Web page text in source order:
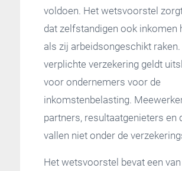
voldoen. Het wetsvoorstel
dat zelfstandigen ook inkomen
als zij arbeidsongeschikt raken.
verplichte verzekering geldt
voor ondernemers voor de
inkomstenbelasting.
partners, resultaatgenieters en
vallen niet onder de
Het wetsvoorstel bevat een